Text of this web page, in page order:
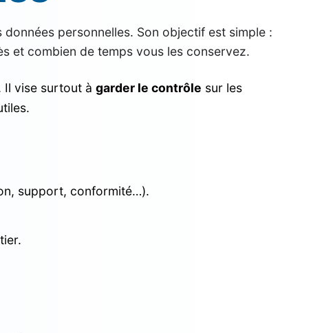
données personnelles. Son objectif est simple :
et combien de temps vous les conservez.
Il vise surtout à garder le contrôle sur les
support, conformité…).